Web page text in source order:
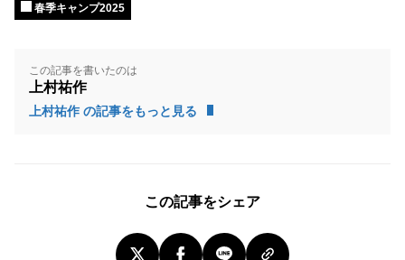
春季キャンプ2025
この記事を書いたのは
上村祐作
上村祐作 の記事をもっと見る
この記事をシェア